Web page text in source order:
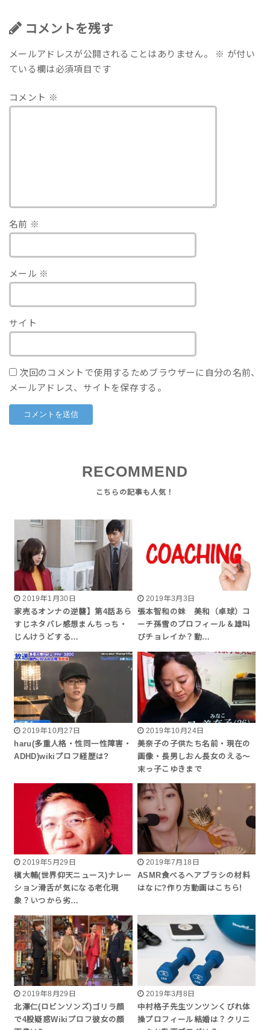
コメントを残す
メールアドレスが公開されることはありません。 ※ が付い
ている欄は必須項目です
コメント ※
名前 ※
メール ※
サイト
次回のコメントで使用するためブラウザーに自分の名前、
メールアドレス、サイトを保存する。
RECOMMEND
2019年1月30日
家売るオンナの逆襲】第4話あら
すじネタバレ感想まんちっち・
じんけうどする…
2019年3月3日
張本智和の妹 美和（卓球）コ
ーチ孫雪のプロフィール＆雄叫
びチョレイか？動…
2019年10月27日
haru(多重人格・性同一性障害・
ADHD)wikiプロフ経歴は?
2019年10月24日
美奈子の子供たち名前・現在の
画像・長男しおん長女のえる～
末っ子こゆきまで
2019年5月29日
槇大輔(世界仰天ニュース)ナレー
ション滑舌が気になる老化現
象？いつから劣…
2019年7月18日
ASMR食べるヘアブラシの材料
はなに?作り方動画はこちら!
2019年8月29日
北澤仁(ロビンソンズ)ゴリラ顔
で4股疑惑Wikiプロフ彼女の顔
2019年3月8日
中村格子先生ツンツンくびれ体
操プロフィール結婚は？クリニ